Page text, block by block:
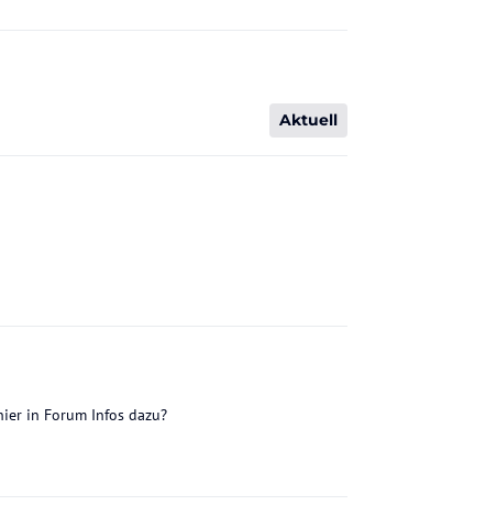
Aktuell
in Forum Infos dazu?